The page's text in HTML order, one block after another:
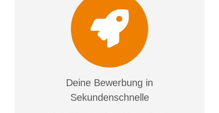
Deine Bewerbung in
Sekundenschnelle